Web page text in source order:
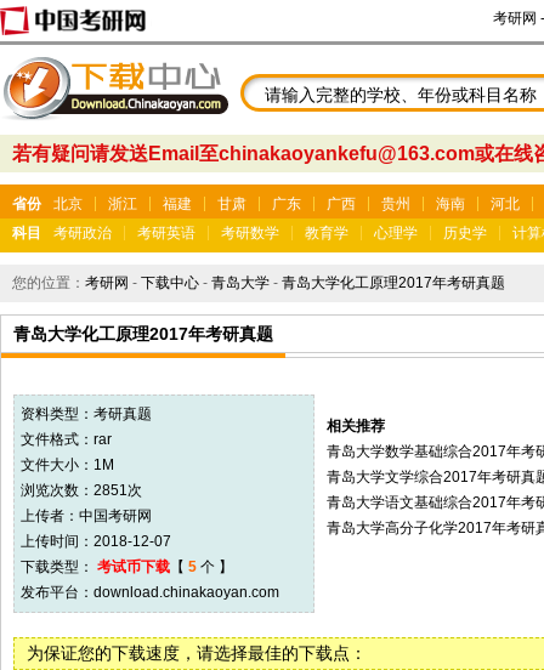
考研网
若有疑问请发送Email至chinakaoyankefu@163.com或在线
省份 北京 浙江 福建 甘肃 广东 广西 贵州 海南
河北
科目
考研政治 考研英语 考研数学 教育学 心理学 历史学 计
您的位置： 考研网 - 下载中心 - 青岛大学 - 青岛大学化工原理2017年考研真题
青岛大学化工原理2017年考研真题
资料类型： 考研真题
文件格式：rar
文件大小：1M
浏览次数：2851次
上传者： 中国考研网
上传时间：2018-12-07
下载类型： 考试币下载 【 5 个 】
发布平台： download.chinakaoyan.com
相关推荐
青岛大学数学基础综合2017年考
青岛大学文学综合2017年考研真
青岛大学语文基础综合2017年考
青岛大学高分子化学2017年考研
为保证您的下载速度，请选择最佳的下载点：